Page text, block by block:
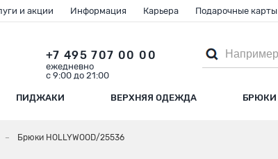
ПИДЖАКИ ВЕРХНЯЯ ОДЕЖДА БРЮКИ
+7 495 707 00 00
ежедневно
с 9:00 до 21:00
и акции Информация Карьера Подарочные карты
Брюки HOLLYWOOD/25536